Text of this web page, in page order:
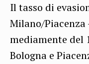
Il tasso di
Milano/Piacenza
mediamente del
Bologna e